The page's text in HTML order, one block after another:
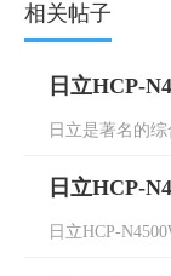
相关帖子
日立HCP-
日立是著名的
日立HCP-
日立HCP-